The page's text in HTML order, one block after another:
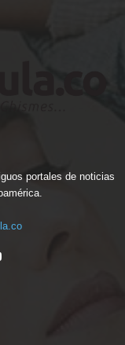
portales de noticias